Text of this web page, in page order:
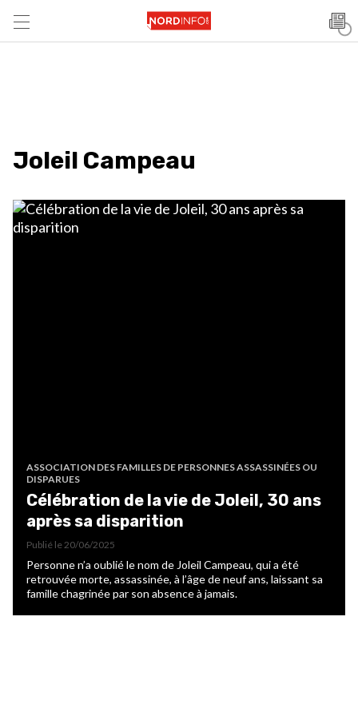
Joleil Campeau
ASSOCIATION DES FAMILLES DE PERSONNES ASSASSINÉES OU
DISPARUES
Célébration de la vie de Joleil, 30 ans
après sa disparition
Publié le 20/06/2025
Personne n’a oublié le nom de Joleil Campeau, qui a été
retrouvée morte, assassinée, à l’âge de neuf ans, laissant sa
famille chagrinée par son absence à jamais.